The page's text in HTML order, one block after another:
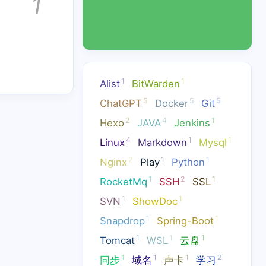
Alist 1 BitWarden 1
ChatGPT 5 Docker 5 Git 5
Hexo 2 JAVA 4 Jenkins 1
Linux 4 Markdown 1 Mysql 1
Nginx 2 Play 1 Python 1
RocketMq 1 SSH 2 SSL 1
SVN 1 ShowDoc 1
Snapdrop 1 Spring-Boot 1
Tomcat 1 WSL 1 云盘 1
同步 1 域名 1 声卡 1 学习 2